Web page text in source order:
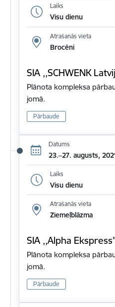
Laiks
Visu dienu
Atrašanās vieta
Brocēni
SIA ,,SCHWENK
Plānota kompleksa
jomā.
Pārbaude
Datums
23.–27. augusts,
Laiks
Visu dienu
Atrašanās vieta
Ziemeļblāzma
SIA ,,Alpha
Plānota kompleksa
jomā.
Pārbaude